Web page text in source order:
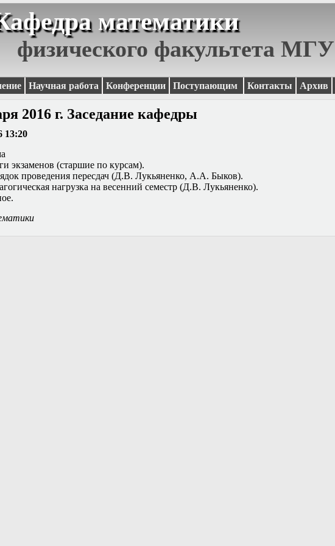
математики
физического факультета МГУ
Научная работа Конференции Поступающим Контакты Архив
2016 г. Заседание кафедры
13:20
экзаменов (старшие по курсам).
проведения пересдач (Д.В. Лукьяненко, А.А. Быков).
нагрузка на весенний семестр (Д.В. Лукьяненко).